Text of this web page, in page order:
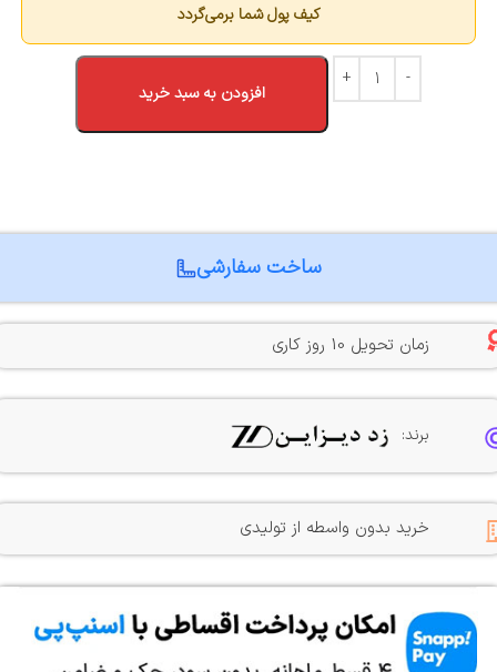
کیف پول شما برمی‌گردد
افزودن به سبد خرید
ساخت سفارشی
زمان تحویل 10 روز کاری
برند:
خرید بدون واسطه از تولیدی